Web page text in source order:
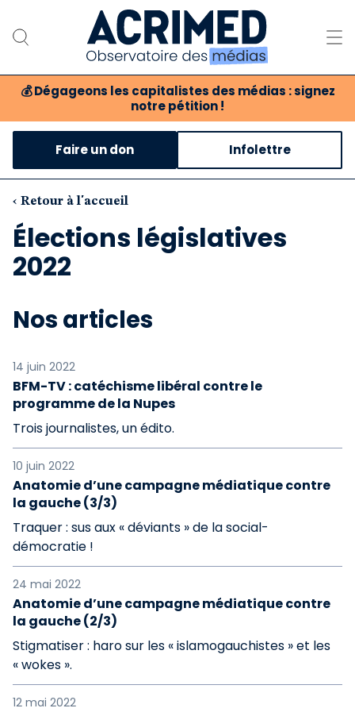
💰 Dégageons les capitalistes des médias : signez
notre pétition !
Notre association
Notre critique des médias
Nos propositions
Notre revue
Faire un don Infolettre
‹ Retour à l'accueil
Élections législatives
2022
Nos articles
14 juin 2022
BFM-TV : catéchisme libéral contre le
programme de la Nupes
Trois journalistes, un édito.
10 juin 2022
Anatomie d’une campagne médiatique contre
la gauche (3/3)
Traquer : sus aux « déviants » de la social-
démocratie !
24 mai 2022
Anatomie d’une campagne médiatique contre
la gauche (2/3)
Stigmatiser : haro sur les « islamogauchistes » et les
« wokes ».
12 mai 2022